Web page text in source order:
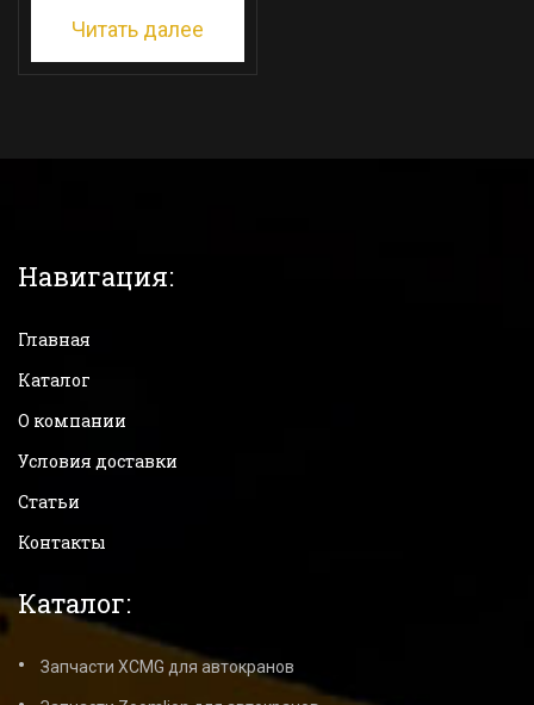
Читать далее
Навигация:
Главная
Каталог
О компании
Условия доставки
Статьи
Контакты
Каталог:
Запчасти XCMG для автокранов